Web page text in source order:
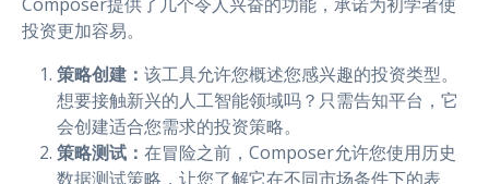
投资更加容易。
策略创建： 该工具允许您概述您感兴趣的投资类型。
想要接触新兴的人工智能领域吗？只需告知平台，它
会创建适合您需求的投资策略。
策略测试： 在冒险之前，Composer允许您使用历史
数据测试策略，让您了解它在不同市场条件下的表